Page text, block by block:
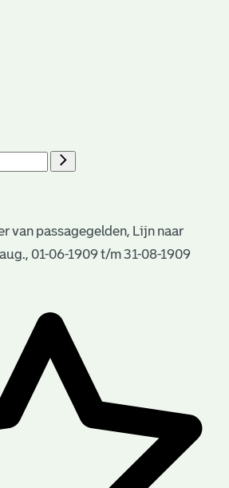
van passagegelden, Lijn naar
01-06-1909 t/m 31-08-1909